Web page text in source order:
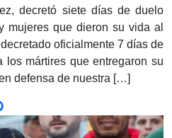
decretó siete días de duelo
mujeres que dieron su vida al
oficialmente 7 días de
los mártires que entregaron su
defensa de nuestra […]